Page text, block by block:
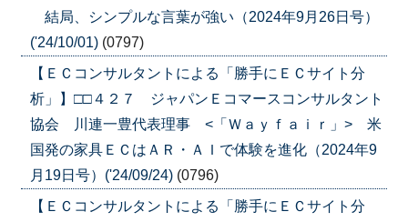
結局、シンプルな言葉が強い（2024年9月26日号）
('24/10/01) (0797)
【ＥＣコンサルタントによる「勝手にＥＣサイト分
析」】□□４２７ ジャパンＥコマースコンサルタント
協会 川連一豊代表理事 <「Ｗａｙｆａｉｒ」> 米
国発の家具ＥＣはＡＲ・ＡＩで体験を進化（2024年9
月19日号）('24/09/24) (0796)
【ＥＣコンサルタントによる「勝手にＥＣサイト分